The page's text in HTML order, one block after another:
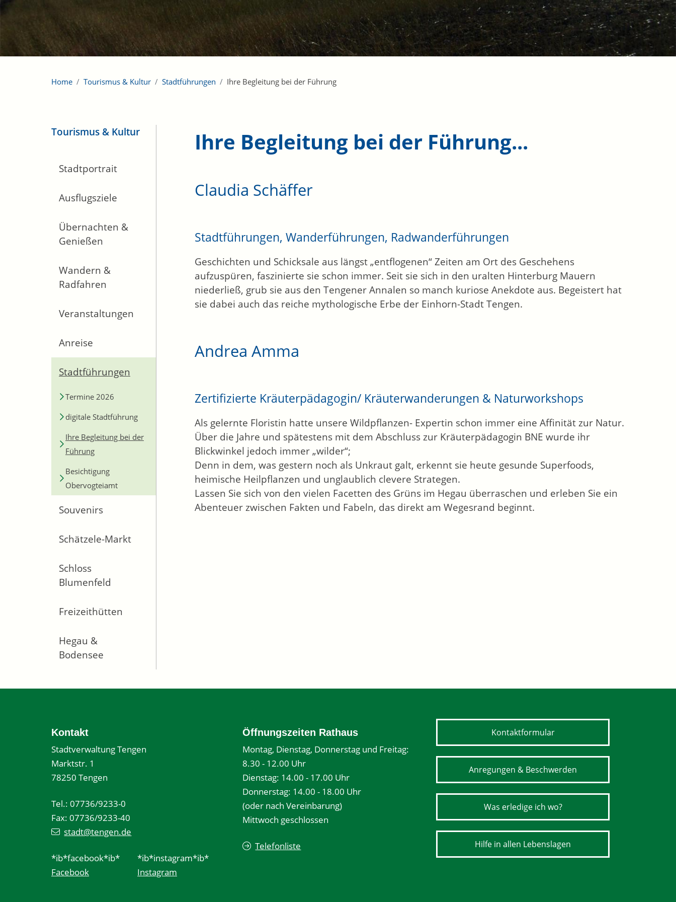
Home Tourismus & Kultur Stadtführungen Ihre Begleitung bei der Führung
Tourismus & Kultur
Stadtportrait
Ausflugsziele
Übernachten &
Genießen
Wandern &
Radfahren
Veranstaltungen
Anreise
Stadtführungen
Termine 2026
digitale Stadtführung
Ihre Begleitung bei der
Führung
Besichtigung
Obervogteiamt
Souvenirs
Schätzele-Markt
Schloss
Blumenfeld
Freizeithütten
Hegau &
Bodensee
Ihre Begleitung bei der Führung...
Claudia Schäffer
Stadtführungen, Wanderführungen, Radwanderführungen
Geschichten und Schicksale aus längst „entflogenen“ Zeiten am Ort des Geschehens
aufzuspüren, faszinierte sie schon immer. Seit sie sich in den uralten Hinterburg Mauern
niederließ, grub sie aus den Tengener Annalen so manch kuriose Anekdote aus. Begeistert hat
sie dabei auch das reiche mythologische Erbe der Einhorn-Stadt Tengen.
Andrea Amma
Zertifizierte Kräuterpädagogin/ Kräuterwanderungen & Naturworkshops
Als gelernte Floristin hatte unsere Wildpflanzen- Expertin schon immer eine Affinität zur Natur.
Über die Jahre und spätestens mit dem Abschluss zur Kräuterpädagogin BNE wurde ihr
Blickwinkel jedoch immer „wilder“;
Denn in dem, was gestern noch als Unkraut galt, erkennt sie heute gesunde Superfoods,
heimische Heilpflanzen und unglaublich clevere Strategen.
Lassen Sie sich von den vielen Facetten des Grüns im Hegau überraschen und erleben Sie ein
Abenteuer zwischen Fakten und Fabeln, das direkt am Wegesrand beginnt.
Kontakt
Stadtverwaltung Tengen
Marktstr. 1
78250 Tengen
Tel.: 07736/9233-0
Fax: 07736/9233-40
stadt@tengen.de
*ib*facebook*ib*
Facebook
*ib*instagram*ib*
Instagram
Öffnungszeiten Rathaus
Montag, Dienstag, Donnerstag und Freitag:
8.30 - 12.00 Uhr
Dienstag: 14.00 - 17.00 Uhr
Donnerstag: 14.00 - 18.00 Uhr
(oder nach Vereinbarung)
Mittwoch geschlossen
Telefonliste
Kontaktformular
Anregungen & Beschwerden
Was erledige ich wo?
Hilfe in allen Lebenslagen